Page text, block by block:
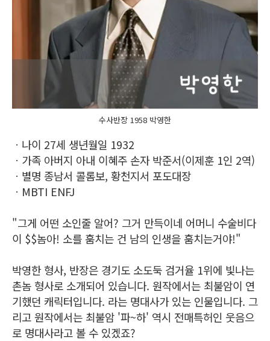
수사반장 1958 박영한
ㆍ나이 27세 생년월일 1932
ㆍ가족 아버지 아내 이혜주 손자 박준서(이제훈 1인 2역)
ㆍ별명 종남서 콜롬보, 황천지서 포도대장
ㆍMBTI ENFJ
"그게 어떤 소인줄 알어? 그거 만득이네 어머니 수술비다
이 $$놈아! 소를 훔치는 건 남의 인생을 훔치는거야!"
박영한 형사, 반장은 경기도 소도둑 검거율 1위에 빛나는
촌놈 형사로 소개되어 있습니다. 원작에서는 최불암이 연
기했던 캐릭터입니다. 라는 명대사가 있는 인물입니다. 그
리고 원작에서는 최불암 '파~하' 역시 전매특허인 웃음으
로 명대사라고 볼 수 있겠죠?